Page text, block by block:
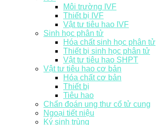
Môi trường IVF
Thiết bị IVF
Vật tư tiêu hao IVF
Sinh học phân tử
Hóa chất sinh học phân tử
Thiết bị sinh học phân tử
Vật tư tiêu hao SHPT
Vật tư tiêu hao cơ bản
Hóa chất cơ bản
Thiết bị
Tiêu hao
Chẩn đoán ung thư cổ tử cung
Ngoại tiết niệu
Ký sinh trùng